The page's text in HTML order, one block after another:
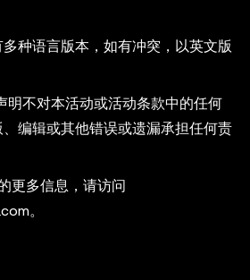
种语言版本，如有冲突，以英文版
明不对本活动或活动条款中的任何
编辑或其他错误或遗漏承担任何责
更多信息，请访问
。